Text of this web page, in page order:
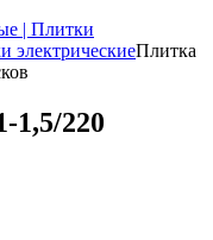
| Плитки
электрическиеПлитка
220